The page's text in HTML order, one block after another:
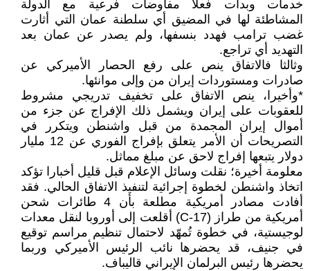
خدمات وبدأت فعلا مفاوضات فرعية مع الدولة
المشاطئة لها في المضيق أي سلطنة عمان التي أثارت
غضب ترامب فهدد بنسفها، ولم يصدر عن عمان بعد
التهديد أي تراجع.
وثالثا فالاتفاق ينص على رفع الحصار الأميركي عن
صادرات ومستوردات إيران من وإلى موانئها.
*وأخيرا، ينص الاتفاق على تخفيف تدريجي مشروط
للعقوبات على إيران ويشمل ذلك الإفراج عن جزء من
أموال إيران المجمدة من قبل واشنطن ويتكرر في
التصريحات أن الأمر يتعلق بإفراج الفوري عن 12 مليار
دولار يتبعها إفراج لاحق عن مبلغ مماثل.
معلومة أخيرة؛ نقلت وسائل الإعلام قبل قليل أخبارا تؤكد
اتخاذ واشنطن لخطوة إجرائية لتنفيذ الاتفاق الحالي. فقد
أفادت مصادر أمريكية مطلعة بأن 4 طائرات شحن
أمريكية من طراز (C-17) أقلعت إلى أوروبا لنقل معدات
لوجيستية، في خطوة تُمهّد لاحتمال تنظيم مراسم توقيع
في جنيف، قد يحضرها نائب الرئيس الأميركي وربما
يحضرها رئيس البرلمان الإيراني قاليباف.